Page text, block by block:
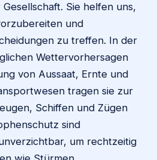
Sie helfen uns,
und
zu treffen. In der
Wettervorhersagen
von Aussaat, Ernte und
tragen sie zur
Schiffen und Zügen
sind
um rechtzeitig